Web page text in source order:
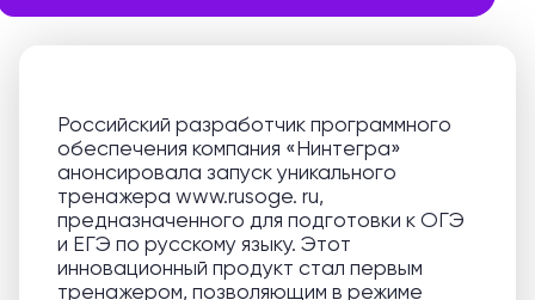
Российский разработчик программного
обеспечения компания «Нинтегра»
анонсировала запуск уникального
тренажера www.rusoge. ru,
предназначенного для подготовки к ОГЭ
и ЕГЭ по русскому языку. Этот
инновационный продукт стал первым
тренажером, позволяющим в режиме